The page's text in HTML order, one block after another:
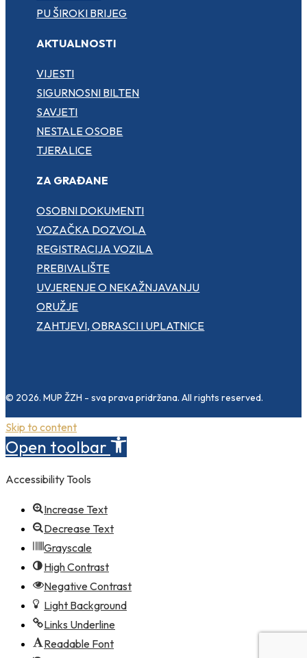
PU ŠIROKI BRIJEG
AKTUALNOSTI
VIJESTI
SIGURNOSNI BILTEN
SAVJETI
NESTALE OSOBE
TJERALICE
ZA GRAĐANE
OSOBNI DOKUMENTI
VOZAČKA DOZVOLA
REGISTRACIJA VOZILA
PREBIVALIŠTE
UVJERENJE O NEKAŽNJAVANJU
ORUŽJE
ZAHTJEVI, OBRASCI I UPLATNICE
© 2026. MUP ŽZH - sva prava pridržana. All rights reserved.
Skip to content
Open toolbar
Accessibility Tools
Increase Text
Decrease Text
Grayscale
High Contrast
Negative Contrast
Light Background
Links Underline
Readable Font